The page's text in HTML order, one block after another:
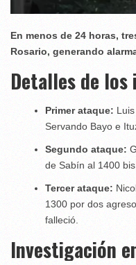
En menos de 24 horas,
Rosario, generando
Detalles de
Primer ataque:
Servando Bayo e
Segundo ataque:
de Sabín al 1400
Tercer ataque:
1300 por dos
falleció.
Investigación